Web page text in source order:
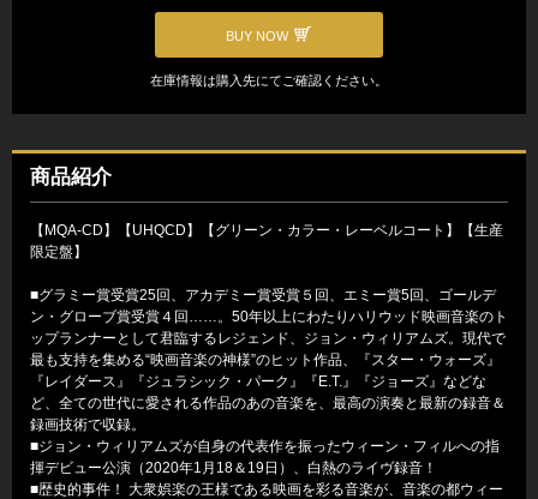
BUY NOW
在庫情報は購入先にてご確認ください。
商品紹介
【MQA-CD】【UHQCD】【グリーン・カラー・レーベルコート】【生産
限定盤】
■グラミー賞受賞25回、アカデミー賞受賞５回、エミー賞5回、ゴールデ
ン・グローブ賞受賞４回……。50年以上にわたりハリウッド映画音楽のト
ップランナーとして君臨するレジェンド、ジョン・ウィリアムズ。現代で
最も支持を集める“映画音楽の神様”のヒット作品、『スター・ウォーズ』
『レイダース』『ジュラシック・パーク』『E.T.』『ジョーズ』などな
ど、全ての世代に愛される作品のあの音楽を、最高の演奏と最新の録音＆
録画技術で収録。
■ジョン・ウィリアムズが自身の代表作を振ったウィーン・フィルへの指
揮デビュー公演（2020年1月18＆19日）、白熱のライヴ録音！
■歴史的事件！ 大衆娯楽の王様である映画を彩る音楽が、音楽の都ウィー